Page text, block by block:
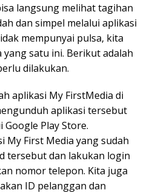
langsung melihat tagihan
dan simpel melalui aplikasi
mempunyai pulsa, kita
satu ini. Berikut adalah
dilakukan.
aplikasi My FirstMedia di
aplikasi tersebut
Play Store.
My First Media yang sudah
tersebut dan lakukan login
nomor telepon. Kita juga
ID pelanggan dan